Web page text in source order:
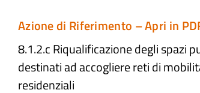
Azione di Riferimento – Apri in
8.1.2.c Riqualificazione degli spazi
destinati ad accogliere reti di
residenziali